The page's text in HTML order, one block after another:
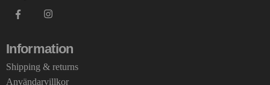
Information
Shipping & returns
Användarvillkor